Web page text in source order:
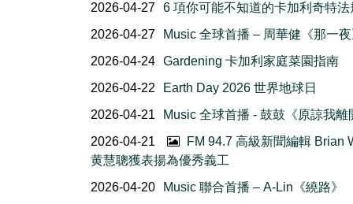
2026-04-27 6 項你可能不知道的卡加利奇特法
2026-04-27
Music 全球首播 – 周華健《那一
2026-04-24 Gardening 卡加利家庭菜園指南
2026-04-22
Earth Day 2026 世界地球日
2026-04-21
Music 全球首播 - 鼓鼓《原諒我離
2026-04-21
FM 94.7 高級新聞編輯 Brian
黄慧聰獲表揚為優秀義工
2026-04-20
Music 聯合首播 – A-Lin《繞路》